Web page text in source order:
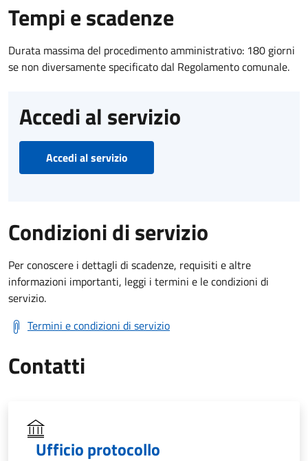
Tempi e scadenze
Durata massima del procedimento amministrativo: 180 giorni
se non diversamente specificato dal Regolamento comunale.
Accedi al servizio
Accedi al servizio
Condizioni di servizio
Per conoscere i dettagli di scadenze, requisiti e altre
informazioni importanti, leggi i termini e le condizioni di
servizio.
Termini e condizioni di servizio
Contatti
Ufficio protocollo